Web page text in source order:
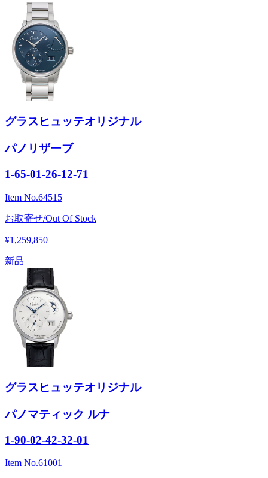
グラスヒュッテオリジナル
パノリザーブ
1-65-01-26-12-71
Item No.64515
お取寄せ/Out Of Stock
¥1,259,850
新品
グラスヒュッテオリジナル
パノマティック ルナ
1-90-02-42-32-01
Item No.61001